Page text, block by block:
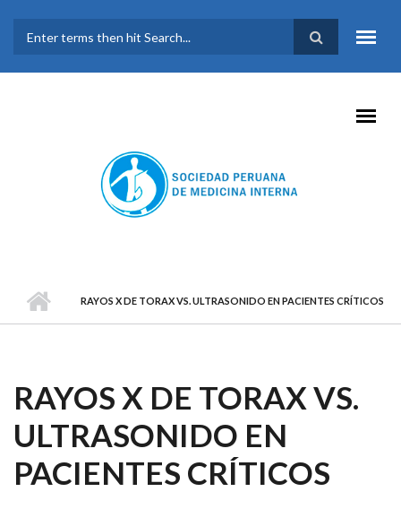
FORMULARIO DE
BÚSQUEDA
RAYOS X DE TORAX VS. ULTRASONIDO EN PACIENTES CRÍTICOS
RAYOS X DE TORAX VS.
ULTRASONIDO EN
PACIENTES CRÍTICOS